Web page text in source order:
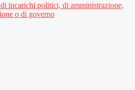
incarichi politici, di amministrazione,
o di governo